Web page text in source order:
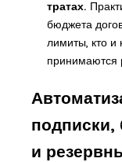
тратах.
бюджета
лимиты, кто и
принимаются
подписки,
и